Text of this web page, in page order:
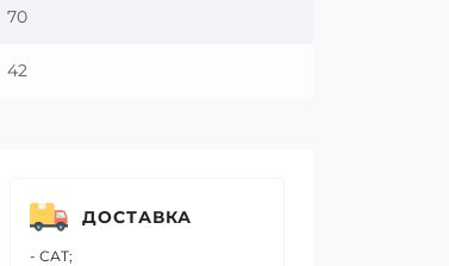
70
42
ДОСТАВКА
- САТ;